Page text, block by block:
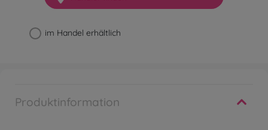
im Handel erhältlich
Produktinformation